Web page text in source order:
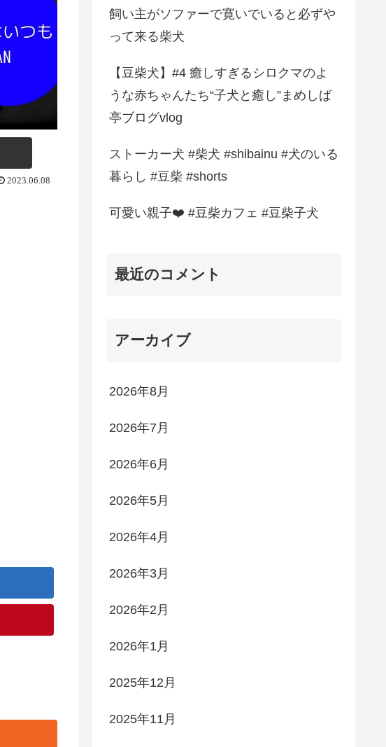
2023.06.08
飼い主がソファーで寛いでいると必ずや
って来る柴犬
【豆柴犬】#4 癒しすぎるシロクマのよ
うな赤ちゃんたち“子犬と癒し”まめしば
亭ブログvlog
ストーカー犬 #柴犬 #shibainu #犬のいる
暮らし #豆柴 #shorts
可愛い親子❤️ #豆柴カフェ #豆柴子犬
最近のコメント
アーカイブ
2026年8月
2026年7月
2026年6月
2026年5月
2026年4月
2026年3月
2026年2月
2026年1月
2025年12月
2025年11月